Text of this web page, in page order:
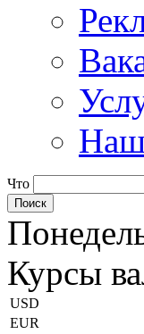
Что
Курсы
USD
EUR